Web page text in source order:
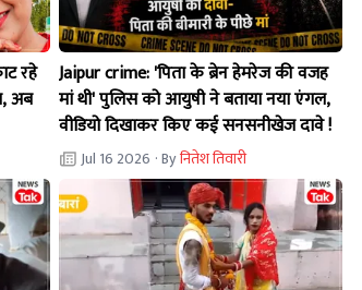
रहे
अब
Jaipur crime: 'पिता के ब्रेन हेमरेज की वजह
मां थी' पुलिस को आयुषी ने बताया नया एंगल,
वीडियो दिखाकर किए कई सनसनीखेज दावे !
Jul 16 2026 · Byनितेश तिवारी